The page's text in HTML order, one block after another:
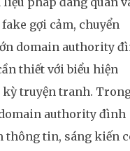
gợi cảm, chuyển
domain authority
thiết với biểu hiện
kỳ truyện tranh.
authority đình
thông tin, sáng kiến